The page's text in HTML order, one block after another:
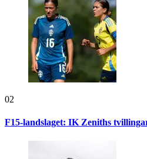
02
F15-landslaget: IK Zeniths